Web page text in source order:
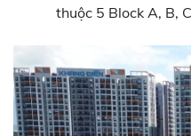
thuộc 5 Block A, B,